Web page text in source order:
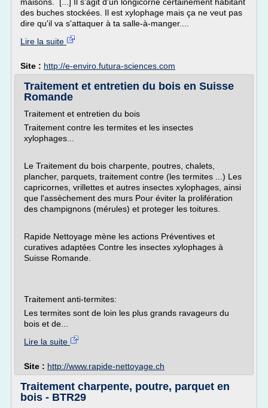
des buches stockées. Il est xylophage mais ça ne veut pas
dire qu'il va s'attaquer à ta salle-à-manger....
Lire la suite
Site : http://e-enviro.futura-sciences.com
Traitement et entretien du bois en Suisse
Romande
Traitement et entretien du bois
Traitement contre les termites et les insectes
xylophages...
Le Traitement du bois charpente, poutres, chalets,
plancher, parquets, traitement contre (les termites ...) Les
capricornes, vrillettes et autres insectes xylophages, ainsi
que l'assèchement des murs Pour éviter la prolifération
des champignons (mérules) et proteger les toitures.
Rapide Nettoyage mène les actions Préventives et
curatives adaptées Contre les insectes xylophages à
Suisse Romande.
Traitement anti-termites:
Les termites sont de loin les plus grands ravageurs du
bois et de...
Lire la suite
Site : http://www.rapide-nettoyage.ch
Traitement charpente, poutre, parquet en
bois - BTR29